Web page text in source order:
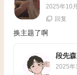
2025年10
回复
换主题了啊
段先森
2025年